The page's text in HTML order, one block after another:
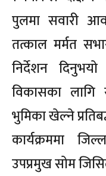
पुलमा सवारी
तत्काल मर्मत
निर्देशन
विकासका
भुमिका खेल्ने
कार्यक्रममा
उपप्रमुख सोम